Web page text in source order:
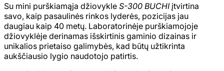
Su mini purškiamąja džiovykle S-300 BUCHI įtvirtina
savo, kaip pasaulinės rinkos lyderės, pozicijas jau
daugiau kaip 40 metų. Laboratorinėje purškiamojoje
džiovyklėje derinamas išskirtinis gaminio dizainas ir
unikalios prietaiso galimybės, kad būtų užtikrinta
aukščiausio lygio naudotojo patirtis.